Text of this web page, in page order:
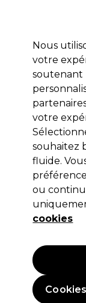
Marques Bons
Sibel
Sibel Lot
(4)
1,95 €Hors
Nous
votre
soutenant
votre
souhaitez
fluide.
ou
cookies